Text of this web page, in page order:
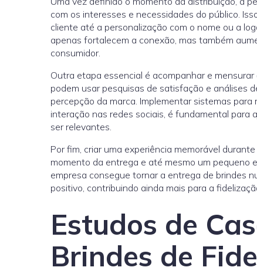
com os interesses e necessidades do público.
cliente até a personalização com o nome ou a
apenas fortalecem a conexão, mas também
consumidor.
Outra etapa essencial é acompanhar e
podem usar pesquisas de satisfação e análises
percepção da marca. Implementar sistemas
interação nas redes sociais, é fundamental
ser relevantes.
Por fim, criar uma experiência memorável
momento da entrega e até mesmo um pequeno
empresa consegue tornar a entrega de brindes
positivo, contribuindo ainda mais para a
Estudos de
Brindes de